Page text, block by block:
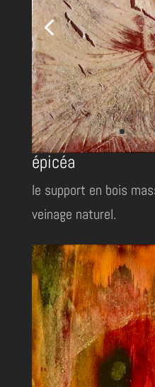
épicéa
le support en bois
veinage naturel.